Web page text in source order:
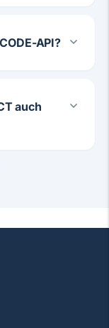
API?
auch